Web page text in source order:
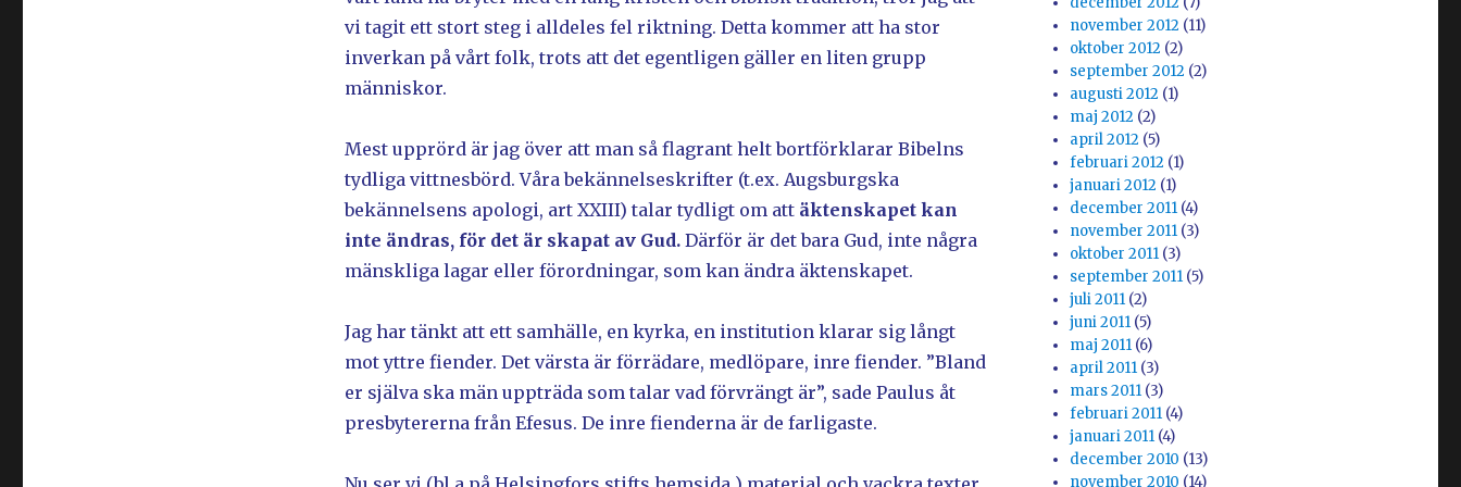
vi tagit ett stort steg i alldeles fel riktning. Detta kommer att ha stor
inverkan på vårt folk, trots att det egentligen gäller en liten grupp
människor.
Mest upprörd är jag över att man så flagrant helt bortförklarar Bibelns
tydliga vittnesbörd. Våra bekännelseskrifter (t.ex. Augsburgska
bekännelsens apologi, art XXIII) talar tydligt om att äktenskapet kan
inte ändras, för det är skapat av Gud.Därför är det bara Gud, inte några
mänskliga lagar eller förordningar, som kan ändra äktenskapet.
Jag har tänkt att ett samhälle, en kyrka, en institution klarar sig långt
mot yttre fiender. Det värsta är förrädare, medlöpare, inre fiender. ”Bland
er själva ska män uppträda som talar vad förvrängt är”, sade Paulus åt
presbytererna från Efesus. De inre fienderna är de farligaste.
november 2012 (11)
oktober 2012 (2)
september 2012 (2)
augusti 2012 (1)
maj 2012 (2)
april 2012 (5)
februari 2012 (1)
januari 2012 (1)
december 2011 (4)
november 2011 (3)
oktober 2011 (3)
september 2011 (5)
juli 2011 (2)
juni 2011 (5)
maj 2011 (6)
april 2011 (3)
mars 2011 (3)
februari 2011 (4)
januari 2011 (4)
december 2010 (13)
november 2010 (14)